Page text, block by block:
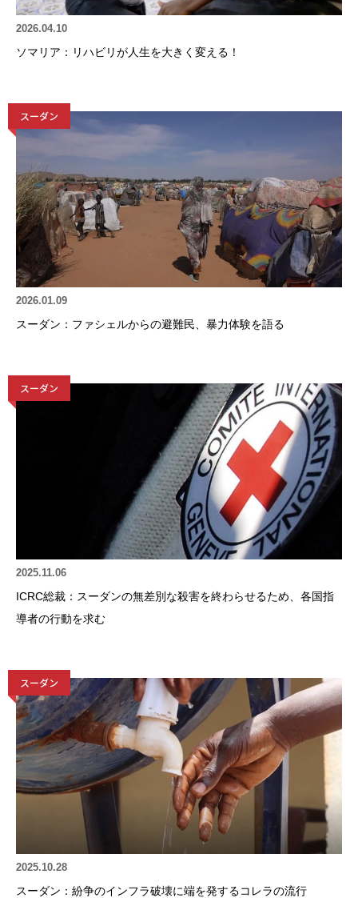
2026.04.10
ソマリア：リハビリが人生を大きく変える！
スーダン
2026.01.09
スーダン：ファシェルからの避難民、暴力体験を語る
スーダン
2025.11.06
ICRC総裁：スーダンの無差別な殺害を終わらせるため、各国指
導者の行動を求む
スーダン
2025.10.28
スーダン：紛争のインフラ破壊に端を発するコレラの流行